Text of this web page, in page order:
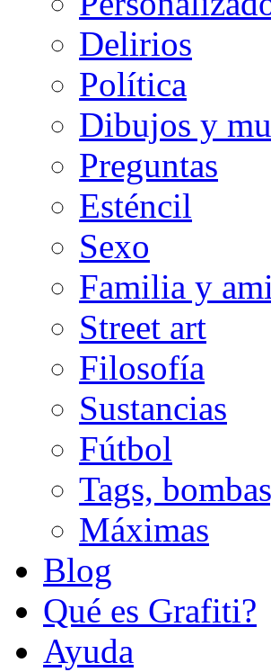
Delirios
Política
Dibujos y
Preguntas
Esténcil
Sexo
Familia y
Street art
Filosofía
Sustancias
Fútbol
Tags,
Máximas
Blog
Qué es Grafiti?
Ayuda